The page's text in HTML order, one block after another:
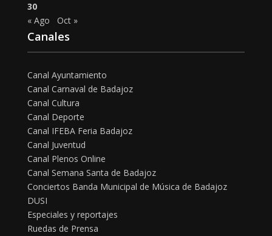
30
« Ago
Oct »
Canales
Canal Ayuntamiento
Canal Carnaval de Badajoz
Canal Cultura
Canal Deporte
Canal IFEBA Feria Badajoz
Canal Juventud
Canal Plenos Online
Canal Semana Santa de Badajoz
Conciertos Banda Municipal de Música de Badajoz
DUSI
Especiales y reportajes
Ruedas de Prensa